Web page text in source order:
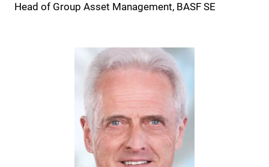
Head of Group Asset Management, BASF SE